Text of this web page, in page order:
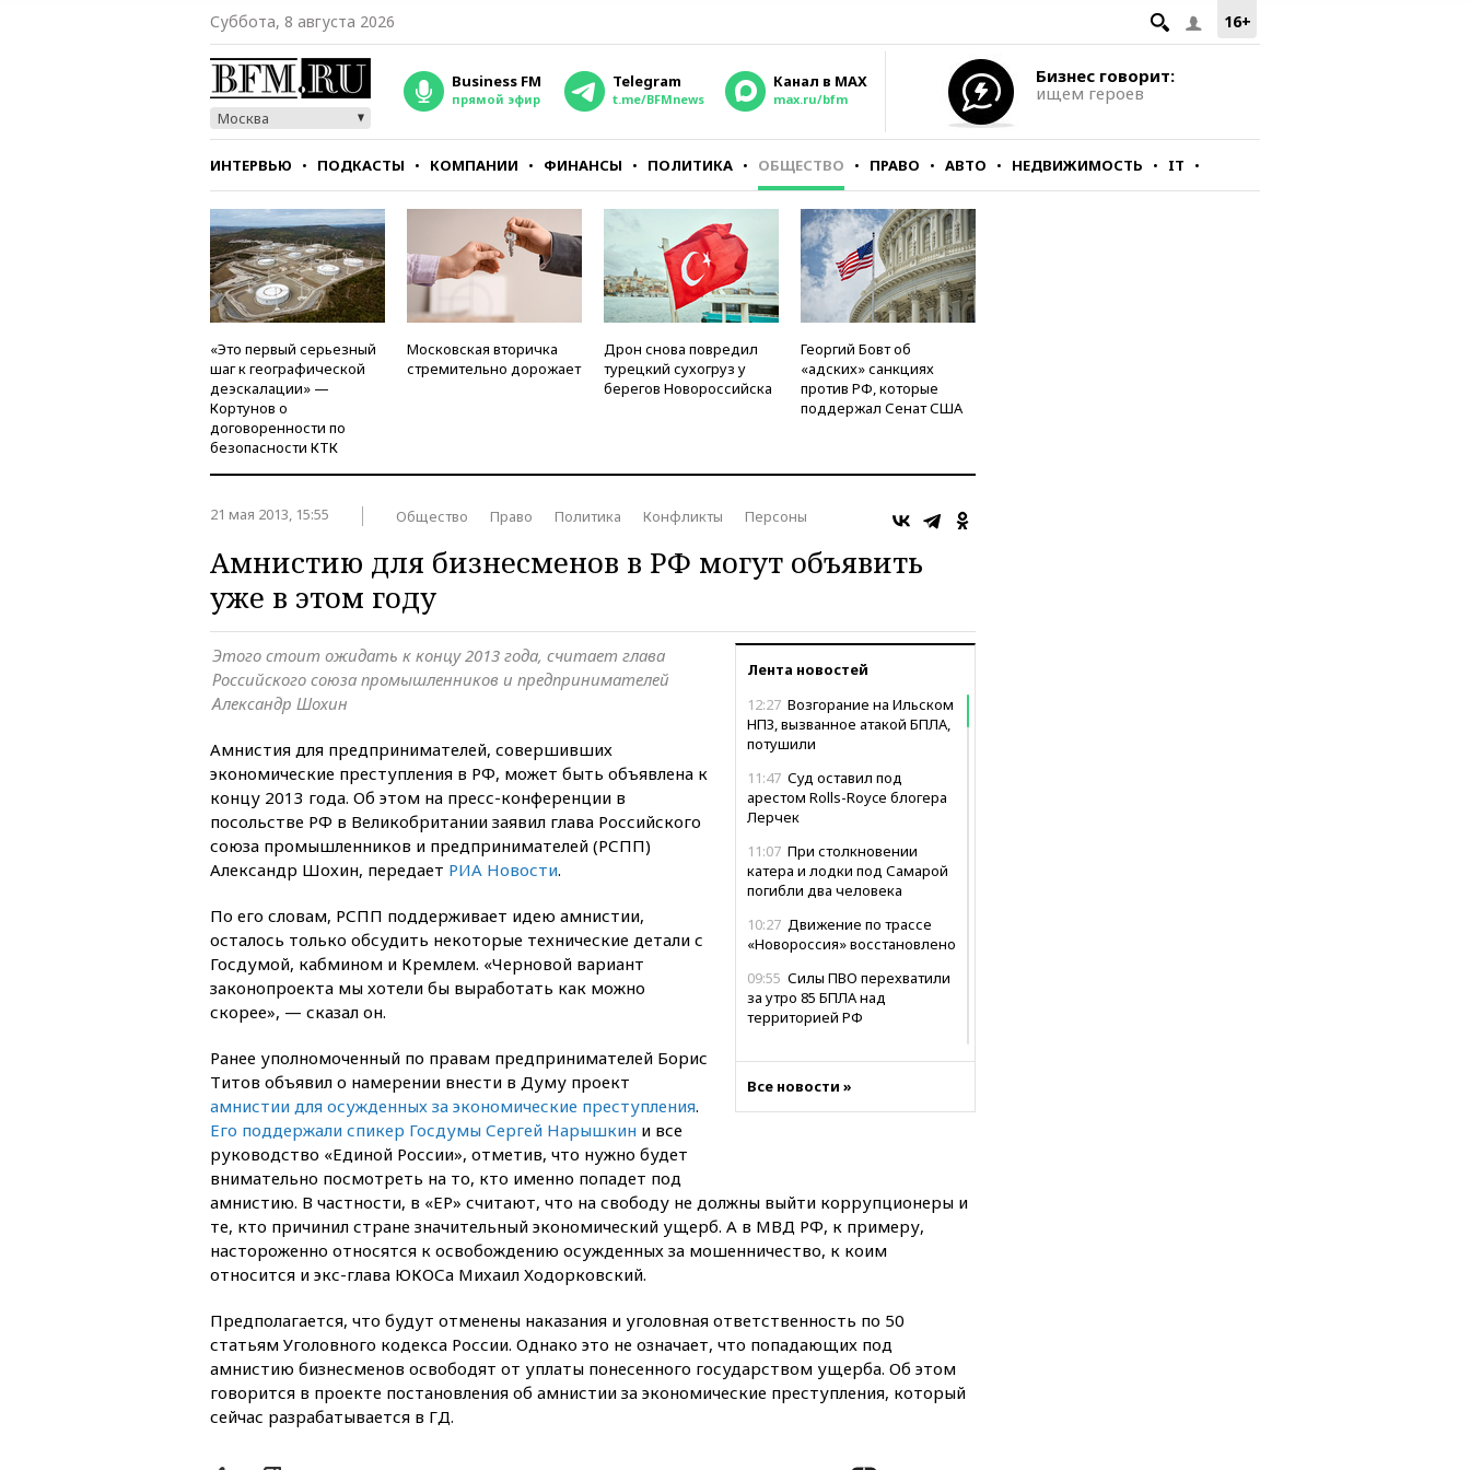
16+
Суббота, 8 августа 2026
Москва
Business FM
прямой эфир
Telegram
t.me/BFMnews
Канал в MAX
max.ru/bfm
Бизнес говорит:
ищем героев
ИНТЕРВЬЮ ПОДКАСТЫ КОМПАНИИ ФИНАНСЫ ПОЛИТИКА ОБЩЕСТВО ПРАВО АВТО НЕДВИЖИМОСТЬ IT
СТИЛЬ ТЕСТЫ
«Это первый серьезный
шаг к географической
деэскалации» —
Кортунов о
договоренности по
безопасности КТК
Московская вторичка
стремительно дорожает
Дрон снова повредил
турецкий сухогруз у
берегов Новороссийска
Георгий Бовт об
«адских» санкциях
против РФ, которые
поддержал Сенат США
21 мая 2013, 15:55 Общество Право Политика Конфликты Персоны
Амнистию для бизнесменов в РФ могут объявить
уже в этом году
Лента новостей
12:27 Возгорание на Ильском
НПЗ, вызванное атакой БПЛА,
потушили
11:47 Суд оставил под
арестом Rolls-Royce блогера
Лерчек
11:07 При столкновении
катера и лодки под Самарой
погибли два человека
10:27 Движение по трассе
«Новороссия» восстановлено
09:55 Силы ПВО перехватили
за утро 85 БПЛА над
территорией РФ
обломков дрона
08:42 Силы ПВО сбили почти
400 БПЛА над российскими
регионами
07:30Нигерия стала
крупнейшим поставщиком
авиатоплива в Европу
Все новости »
Этого стоит ожидать к концу 2013 года, считает глава
Российского союза промышленников и предпринимателей
Александр Шохин
Амнистия для предпринимателей, совершивших
экономические преступления в РФ, может быть объявлена к
концу 2013 года. Об этом на пресс-конференции в
посольстве РФ в Великобритании заявил глава Российского
союза промышленников и предпринимателей (РСПП)
Александр Шохин, передает РИА Новости.
По его словам, РСПП поддерживает идею амнистии,
осталось только обсудить некоторые технические детали с
Госдумой, кабмином и Кремлем. «Черновой вариант
законопроекта мы хотели бы выработать как можно
скорее», — сказал он.
Ранее уполномоченный по правам предпринимателей Борис
Титов объявил о намерении внести в Думу проект
амнистии для осужденных за экономические преступления.
Его поддержали спикер Госдумы Сергей Нарышкин и все
руководство «Единой России», отметив, что нужно будет
внимательно посмотреть на то, кто именно попадет под
амнистию. В частности, в «ЕР» считают, что на свободу не должны выйти коррупционеры и
те, кто причинил стране значительный экономический ущерб. А в МВД РФ, к примеру,
настороженно относятся к освобождению осужденных за мошенничество, к коим
относится и экс-глава ЮКОСа Михаил Ходорковский.
Предполагается, что будут отменены наказания и уголовная ответственность по 50
статьям Уголовного кодекса России. Однако это не означает, что попадающих под
амнистию бизнесменов освободят от уплаты понесенного государством ущерба. Об этом
говорится в проекте постановления об амнистии за экономические преступления, который
сейчас разрабатывается в ГД.